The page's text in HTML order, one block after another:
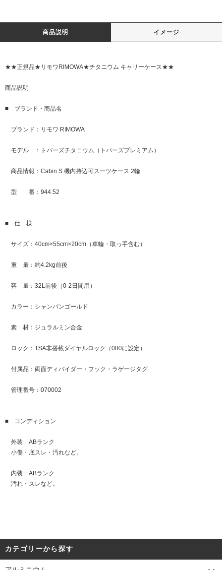
商品説明 イメージ
★★正規品★リモワRIMOWA★チタニウム キャリーケース★★
商品説明
■ ブランド・商品名
ブランド：リモワ RIMOWA
モデル ：トパーズチタニウム（トパーズプレミアム）
商品情報：Cabin S 機内持込可スーツケース 2輪
型 番：944.52
■ 仕 様
サイズ：40cm×55cm×20cm（車輪・取っ手含む）
重 量：約4.2kg前後
容 量：32L前後（0-2日間用）
カラー：シャンパンゴールド
素 材：ジュラルミン合金
ロック：TSA非搭載ダイヤルロック（000に設定）
付属品：両面ディバイダー・フック・ラゲージタグ
管理番号：070002
■ コンディション
外装 ABランク
小傷・底スレ・汚れなど。
内装 ABランク
汚れ・スレなど。
カテゴリーから探す